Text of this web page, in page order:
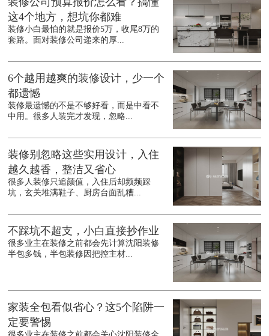
这4个地方，想坑你都难
装修小白最怕的就是报价5万，收尾8万的
套路。面对装修公司递来的厚...
6个越用越爽的装修设计，少一个
都遗憾
装修最遗憾的不是不够好看，而是中看不
中用。很多人装完才发现，忽略...
装修别忽略这些实用设计，入住
越久越香，整洁又省心
很多人装修只追颜值，入住后却频频踩
坑，玄关堆满鞋子、厨房台面乱糟...
不踩坑不超支，小白直接抄作业
很多业主在装修之前都会先计算沈阳装修
半包多钱，半包装修因把控主材...
家装全包看似省心？这5个陷阱一
定要警惕